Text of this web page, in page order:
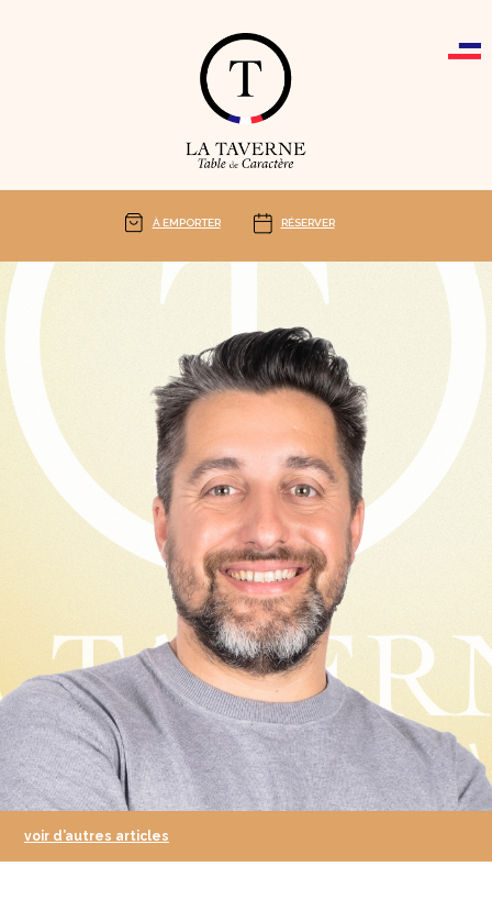
À EMPORTER RÉSERVER
voir d’autres articles